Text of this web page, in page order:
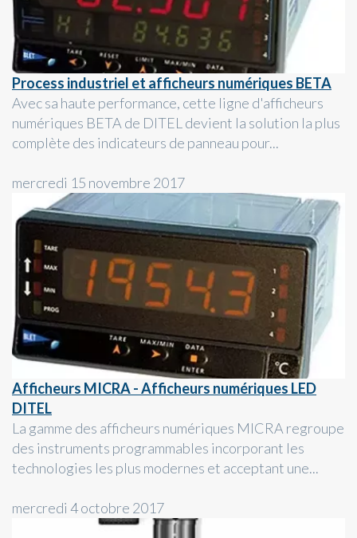
Process industriel et afficheurs numériques BETA
Avec sa haute performance, cette ligne d'afficheurs
numériques BETA de DITEL devient la solution la plus
complète des indicateurs de panneau pour...
mercredi 15 novembre 2017
Afficheurs MICRA - Afficheurs numériques LED
DITEL
La gamme des afficheurs numériques MICRA regroupe
des instruments programmables incorporant les
technologies les plus modernes et acceptant une...
mercredi 4 octobre 2017